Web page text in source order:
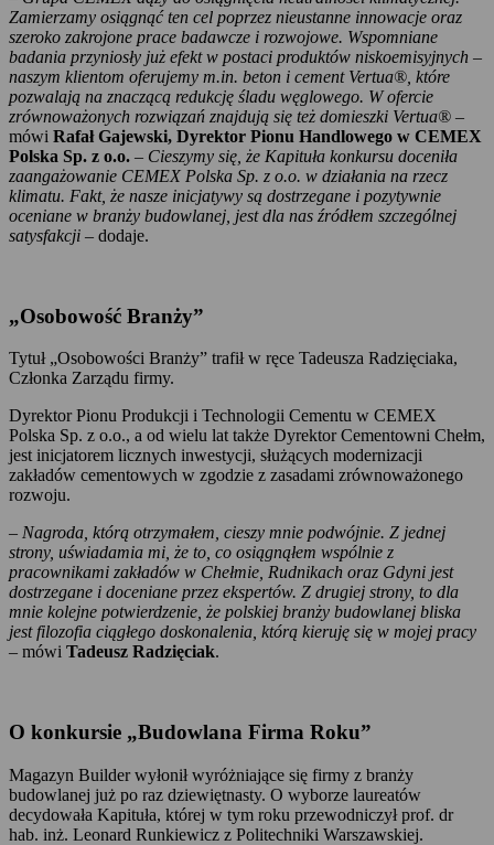
Zamierzamy osiągnąć ten cel poprzez nieustanne innowacje oraz
szeroko zakrojone prace badawcze i rozwojowe. Wspomniane
badania przyniosły już efekt w postaci produktów niskoemisyjnych –
naszym klientom oferujemy m.in. beton i cement Vertua®, które
pozwalają na znaczącą redukcję śladu węglowego. W ofercie
zrównoważonych rozwiązań znajdują się też domieszki Vertua® –
mówi Rafał Gajewski, Dyrektor Pionu Handlowego w CEMEX
Polska Sp. z o.o. – Cieszymy się, że Kapituła konkursu doceniła
zaangażowanie CEMEX Polska Sp. z o.o. w działania na rzecz
klimatu. Fakt, że nasze inicjatywy są dostrzegane i pozytywnie
oceniane w branży budowlanej, jest dla nas źródłem szczególnej
satysfakcji – dodaje.
„Osobowość Branży”
Tytuł „Osobowości Branży” trafił w ręce Tadeusza Radzięciaka,
Członka Zarządu firmy.
Dyrektor Pionu Produkcji i Technologii Cementu w CEMEX
Polska Sp. z o.o., a od wielu lat także Dyrektor Cementowni Chełm,
jest inicjatorem licznych inwestycji, służących modernizacji
zakładów cementowych w zgodzie z zasadami zrównoważonego
rozwoju.
– Nagroda, którą otrzymałem, cieszy mnie podwójnie. Z jednej
strony, uświadamia mi, że to, co osiągnąłem wspólnie z
pracownikami zakładów w Chełmie, Rudnikach oraz Gdyni jest
dostrzegane i doceniane przez ekspertów. Z drugiej strony, to dla
mnie kolejne potwierdzenie, że polskiej branży budowlanej bliska
jest filozofia ciągłego doskonalenia, którą kieruję się w mojej pracy
– mówi Tadeusz Radzięciak.
O konkursie „Budowlana Firma Roku”
Magazyn Builder wyłonił wyróżniające się firmy z branży
budowlanej już po raz dziewiętnasty. O wyborze laureatów
decydowała Kapituła, której w tym roku przewodniczył prof. dr
hab. inż. Leonard Runkiewicz z Politechniki Warszawskiej.